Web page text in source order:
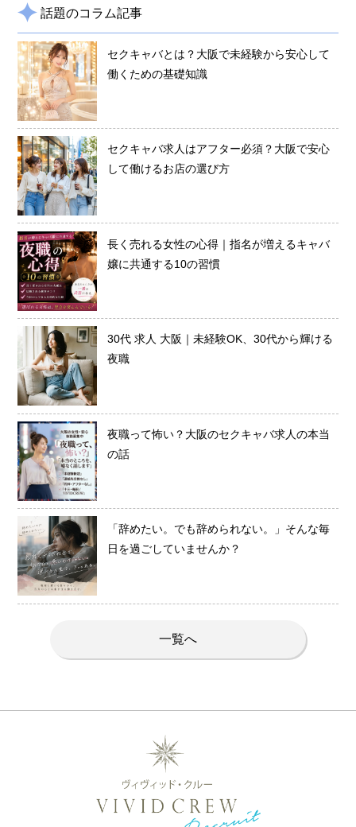
話題のコラム記事
セクキャバとは？大阪で未経験から安心して
働くための基礎知識
セクキャバ求人はアフター必須？大阪で安心
して働けるお店の選び方
長く売れる女性の心得｜指名が増えるキャバ
嬢に共通する10の習慣
30代 求人 大阪｜未経験OK、30代から輝ける
夜職
夜職って怖い？大阪のセクキャバ求人の本当
の話
「辞めたい。でも辞められない。」そんな毎
日を過ごしていませんか？
一覧へ